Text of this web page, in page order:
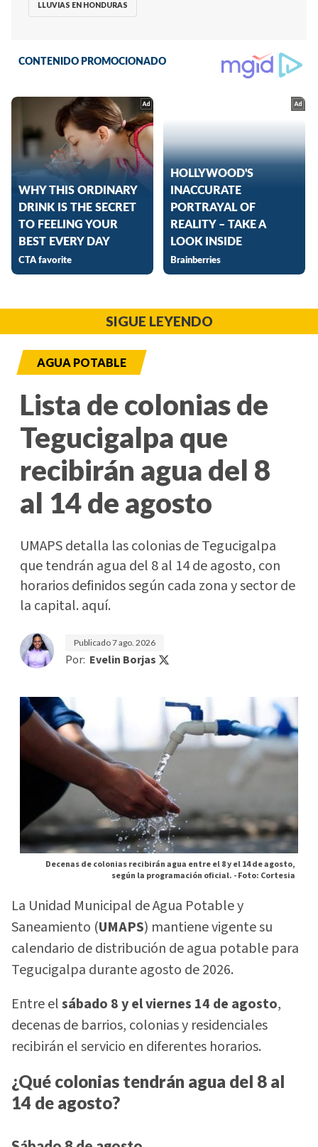
LLUVIAS EN HONDURAS
SIGUE LEYENDO
AGUA POTABLE
Lista de colonias de
Tegucigalpa que
recibirán agua del 8
al 14 de agosto
UMAPS detalla las colonias de Tegucigalpa
que tendrán agua del 8 al 14 de agosto, con
horarios definidos según cada zona y sector de
la capital. aquí.
Publicado7 ago. 2026
Por: Evelin Borjas
Decenas de colonias recibirán agua entre el 8 y el 14 de agosto,
según la programación oficial. -Foto: Cortesia
La Unidad Municipal de Agua Potable y
Saneamiento (UMAPS) mantiene vigente su
calendario de distribución de agua potable para
Tegucigalpa durante agosto de 2026.
Entre elsábado 8 y el viernes 14 de agosto,
decenas de barrios, colonias y residenciales
recibirán el servicio en diferentes horarios.
¿Qué colonias tendrán agua del 8 al
14 de agosto?